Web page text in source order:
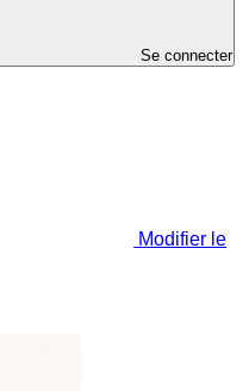
Se connecter
Modifier le